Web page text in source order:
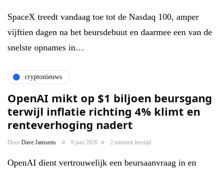
SpaceX treedt vandaag toe tot de Nasdaq 100, amper
vijftien dagen na het beursdebuut en daarmee een van de
snelste opnames in…
cryptonieuws
OpenAI mikt op $1 biljoen beursgang
terwijl inflatie richting 4% klimt en
renteverhoging nadert
Door Dave Janssens 9 juni 2026 2 minuten leestijd
OpenAI dient vertrouwelijk een beursaanvraag in en